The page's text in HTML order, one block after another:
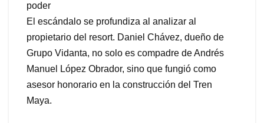
poder
El escándalo se profundiza al analizar al
propietario del resort. Daniel Chávez, dueño de
Grupo Vidanta, no solo es compadre de Andrés
Manuel López Obrador, sino que fungió como
asesor honorario en la construcción del Tren
Maya.